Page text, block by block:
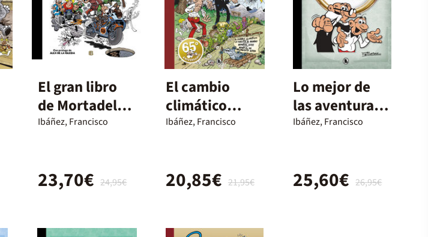
El gran libro
de Mortadelo
y Filemón
Ibáñez, Francisco
24,95€
23,70€
El cambio
climático
(Súper Humor
Ibáñez, Francisco
21,95€
20,85€
Lo mejor de
las aventuras
cortas de
mejor de...)
Ibáñez, Francisco
26,95€
25,60€